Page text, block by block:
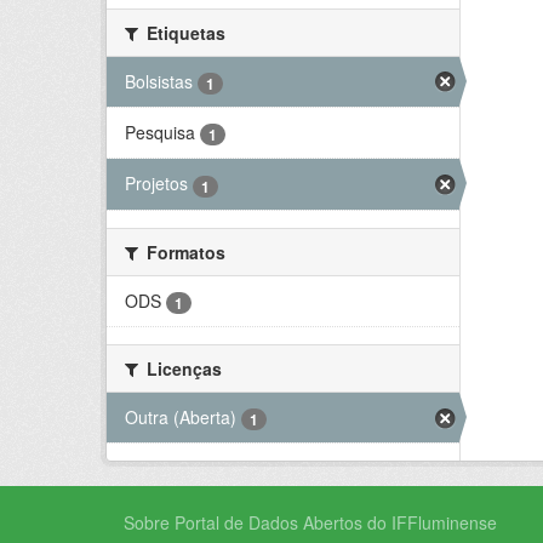
Etiquetas
Bolsistas
1
Pesquisa 1
Projetos 1
Formatos
ODS
1
Licenças
Outra (Aberta)
1
Sobre Portal de Dados Abertos do IFFluminense